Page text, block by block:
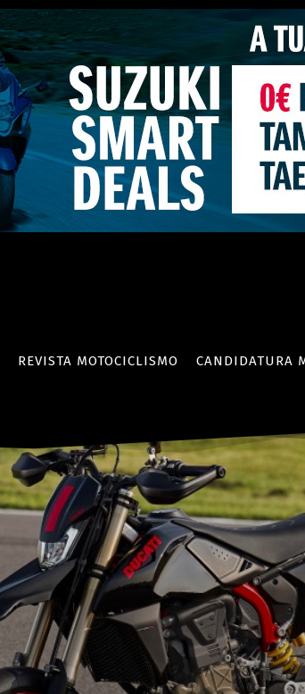
REVISTA MOTOCICLISMO CANDIDATURA